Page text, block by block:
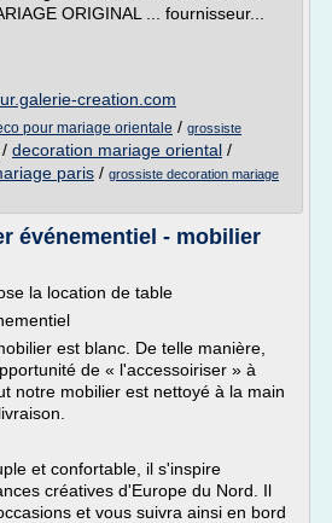
ORIGINAL ... fournisseur...
creation.com
pour mariage orientale / grossiste
/ decoration mariage oriental /
paris / grossiste decoration mariage
événementiel - mobilier
la location de table
est blanc. De telle manière,
de « l'accessoiriser » à
notre mobilier est nettoyé à la main
et confortable, il s'inspire
créatives d'Europe du Nord. Il
et vous suivra ainsi en bord